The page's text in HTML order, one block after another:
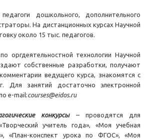
дошкольного, дополнительного
На дистанционных курсах Научной
около 15 тыс. педагогов.
оргдеятельностной технологии Научной
собственные разработки, получают
ведущего курса, знакомятся с
Для занятий достаточно электронной
e-mail:courses@eidos.ru
конкурсы
– проводятся для
учитель года», «Моя учебная
«План-конспект урока по ФГОС», «Моя